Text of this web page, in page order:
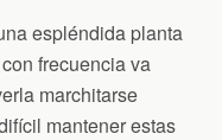
espléndida planta
frecuencia va
marchitarse
mantener estas